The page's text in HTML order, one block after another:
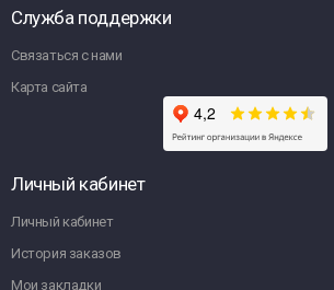
Служба поддержки
Связаться с нами
Карта сайта
Личный кабинет
Личный кабинет
История заказов
Мои закладки